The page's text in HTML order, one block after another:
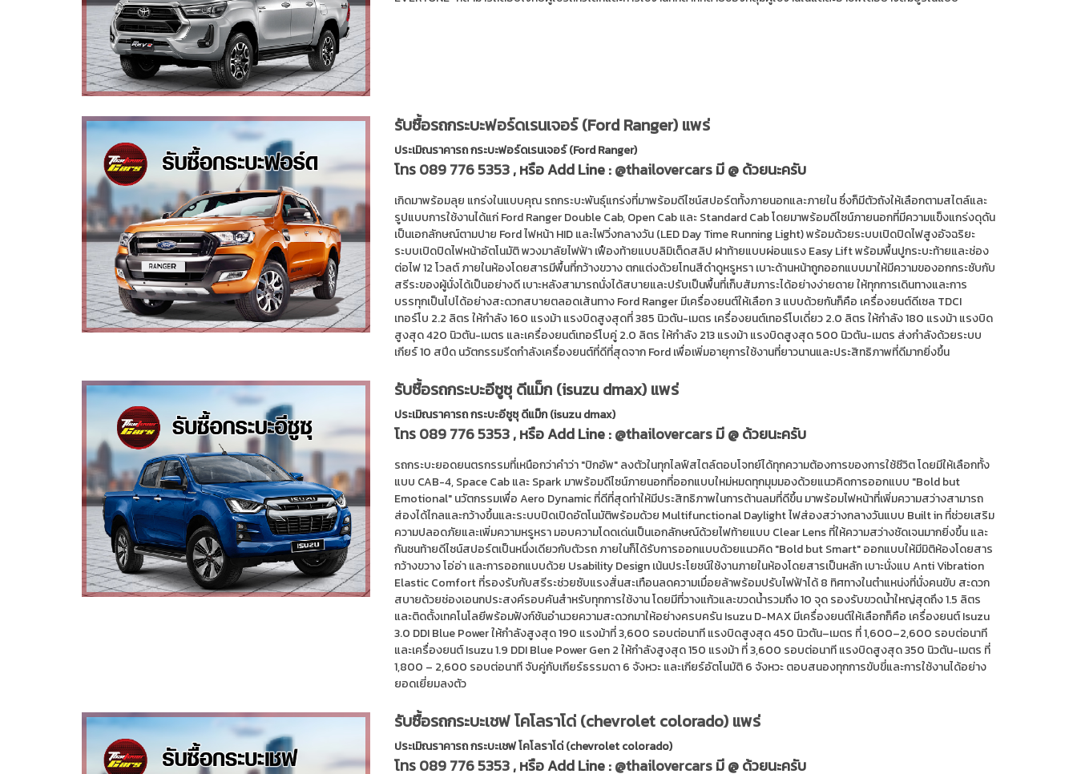
รับซื้อรถกระบะฟอร์ดเรนเจอร์ (Ford Ranger) แพร่
ประเมิณราคารถ กระบะฟอร์ดเรนเจอร์ (Ford Ranger)
โทร089 776 5353, หรือ Add Line :@thailovercarsมี @ ด้วยนะครับ
เกิดมาพร้อมลุย แกร่งในแบบคุณ รถกระบะพันธุ์แกร่งที่มาพร้อมดีไซน์สปอร์ตทั้งภายนอกและภายใน ซึ่งก็มีตัวถังให้เลือกตามสไตล์และ
รูปแบบการใช้งานได้แก่ Ford Ranger Double Cab, Open Cab และ Standard Cab โดยมาพร้อมดีไซน์ภายนอกที่มีความแข็งแกร่งดุดัน
เป็นเอกลักษณ์ตามปาย Ford ไฟหน้า HID และไฟวิ่งกลางวัน (LED Day Time Running Light) พร้อมด้วยระบบเปิดปิดไฟสูงอัจฉริยะ
ระบบเปิดปิดไฟหน้าอัตโนมัติ พวงมาลัยไฟฟ้า เฟืองท้ายแบบลิมิเต็ดสลิป ฝาท้ายแบบผ่อนแรง Easy Lift พร้อมพื้นปูกระบะท้ายและช่อง
ต่อไฟ 12 โวลต์ ภายในห้องโดยสารมีพื้นที่กว้างขวาง ตกแต่งด้วยโทนสีดำดูหรูหรา เบาะด้านหน้าถูกออกแบบมาให้มีความของอกกระชับกับ
สรีระของผู้นั่งได้เป็นอย่างดี เบาะหลังสามารถนั่งได้สบายและปรับเป็นพื้นที่เก็บสัมภาระได้อย่างง่ายดาย ให้ทุกการเดินทางและการ
บรรทุกเป็นไปได้อย่างสะดวกสบายตลอดเส้นทาง Ford Ranger มีเครื่องยนต์ให้เลือก 3 แบบด้วยกันก็คือ เครื่องยนต์ดีเซล TDCI
เทอร์โบ 2.2 ลิตร ให้กำลัง 160 แรงม้า แรงบิดสูงสุดที่ 385 นิวตัน-เมตร เครื่องยนต์เทอร์โบเดี่ยว 2.0 ลิตร ให้กำลัง 180 แรงม้า แรงบิด
สูงสุด 420 นิวตัน-เมตร และเครื่องยนต์เทอร์โบคู่ 2.0 ลิตร ให้กำลัง 213 แรงม้า แรงบิดสูงสุด 500 นิวตัน-เมตร ส่งกำลังด้วยระบบ
เกียร์ 10 สปีด นวัตกรรมรีดกำลังเครื่องยนต์ที่ดีที่สุดจาก Ford เพื่อเพิ่มอายุการใช้งานที่ยาวนานและประสิทธิภาพที่ดีมากยิ่งขึ้น
รับซื้อรถกระบะอีซูซุ ดีแม็ก (isuzu dmax) แพร่
ประเมิณราคารถ กระบะอีซูซุ ดีแม็ก (isuzu dmax)
โทร089 776 5353, หรือ Add Line :@thailovercarsมี @ ด้วยนะครับ
รถกระบะยอดยนตรกรรมที่เหนือกว่าคำว่า "ปิกอัพ" ลงตัวในทุกไลฟ์สไตล์ตอบโจทย์ได้ทุกความต้องการของการใช้ชีวิต โดยมีให้เลือกทั้ง
แบบ CAB-4, Space Cab และ Spark มาพร้อมดีไซน์ภายนอกที่ออกแบบใหม่หมดทุกมุมมองด้วยแนวคิดการออกแบบ "Bold but
Emotional" นวัตกรรมเพื่อ Aero Dynamic ที่ดีที่สุดทำให้มีประสิทธิภาพในการต้านลมที่ดีขึ้น มาพร้อมไฟหน้าที่เพิ่มความสว่างสามารถ
ส่องได้ไกลและกว้างขึ้นและระบบปิดเปิดอัตโนมัติพร้อมด้วย Multifunctional Daylight ไฟส่องสว่างกลางวันแบบ Built in ที่ช่วยเสริม
ความปลอดภัยและเพิ่มความหรูหรา มอบความโดดเด่นเป็นเอกลักษณ์ด้วยไฟท้ายแบบ Clear Lens ที่ให้ความสว่างชัดเจนมากยิ่งขึ้น และ
กันชนท้ายดีไซน์สปอร์ตเป็นหนึ่งเดียวกับตัวรถ ภายในก็ได้รับการออกแบบด้วยแนวคิด "Bold but Smart" ออกแบบให้มีมิติห้องโดยสาร
กว้างขวาง โอ่อ่า และการออกแบบด้วย Usability Design เน้นประโยชน์ใช้งานภายในห้องโดยสารเป็นหลัก เบาะนั่งแบ Anti Vibration
Elastic Comfort ที่รองรับกับสรีระช่วยซับแรงสั่นสะเทือนลดความเมื่อยล้าพร้อมปรับไฟฟ้าได้ 8 ทิศทางในตำแหน่งที่นั่งคนขับ สะดวก
สบายด้วยช่องเอนกประสงค์รอบคันสำหรับทุกการใช้งาน โดยมีที่วางแก้วและขวดน้ำรวมถึง 10 จุด รองรับขวดน้ำใหญ่สุดถึง 1.5 ลิตร
และติดตั้งเทคโนโลยีพร้อมฟังก์ชันอำนวยความสะดวกมาให้อย่างครบครัน Isuzu D-MAX มีเครื่องยนต์ให้เลือกก็คือ เครื่องยนต์ Isuzu
3.0 DDI Blue Power ให้กำลังสูงสุด 190 แรงม้าที่ 3,600 รอบต่อนาที แรงบิดสูงสุด 450 นิวตัน–เมตร ที่ 1,600–2,600 รอบต่อนาที
และเครื่องยนต์ Isuzu 1.9 DDI Blue Power Gen 2 ให้กำลังสูงสุด 150 แรงม้า ที่ 3,600 รอบต่อนาที แรงบิดสูงสุด 350 นิวตัน-เมตร ที่
1,800 – 2,600 รอบต่อนาที จับคู่กับเกียร์ธรรมดา 6 จังหวะ และเกียร์อัตโนมัติ 6 จังหวะ ตอบสนองทุกการขับขี่และการใช้งานได้อย่าง
ยอดเยี่ยมลงตัว
รับซื้อรถกระบะเชฟ โคโลราโด่ (chevrolet colorado) แพร่
ประเมิณราคารถ กระบะเชฟ โคโลราโด่ (chevrolet colorado)
โทร089 776 5353, หรือ Add Line :@thailovercarsมี @ ด้วยนะครับ